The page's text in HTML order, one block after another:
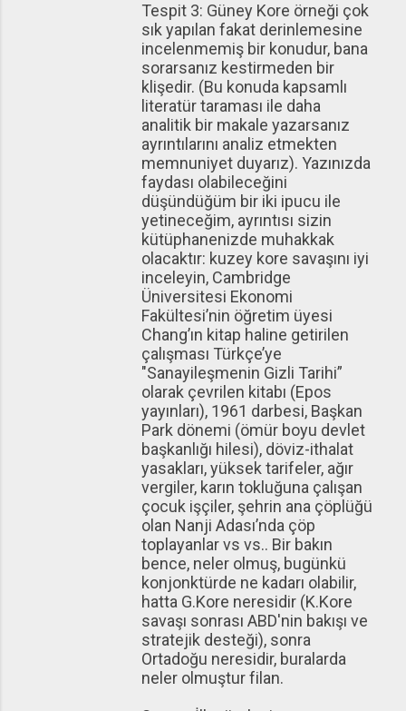
Tespit 3: Güney Kore örneği çok
sık yapılan fakat derinlemesine
incelenmemiş bir konudur, bana
sorarsanız kestirmeden bir
klişedir. (Bu konuda kapsamlı
literatür taraması ile daha
analitik bir makale yazarsanız
ayrıntılarını analiz etmekten
memnuniyet duyarız). Yazınızda
faydası olabileceğini
düşündüğüm bir iki ipucu ile
yetineceğim, ayrıntısı sizin
kütüphanenizde muhakkak
olacaktır: kuzey kore savaşını iyi
inceleyin, Cambridge
Üniversitesi Ekonomi
Fakültesi’nin öğretim üyesi
Chang’ın kitap haline getirilen
çalışması Türkçe’ye
"Sanayileşmenin Gizli Tarihi”
olarak çevrilen kitabı (Epos
yayınları), 1961 darbesi, Başkan
Park dönemi (ömür boyu devlet
başkanlığı hilesi), döviz-ithalat
yasakları, yüksek tarifeler, ağır
vergiler, karın tokluğuna çalışan
çocuk işçiler, şehrin ana çöplüğü
olan Nanji Adası’nda çöp
toplayanlar vs vs.. Bir bakın
bence, neler olmuş, bugünkü
konjonktürde ne kadarı olabilir,
hatta G.Kore neresidir (K.Kore
savaşı sonrası ABD'nin bakışı ve
stratejik desteği), sonra
Ortadoğu neresidir, buralarda
neler olmuştur filan.